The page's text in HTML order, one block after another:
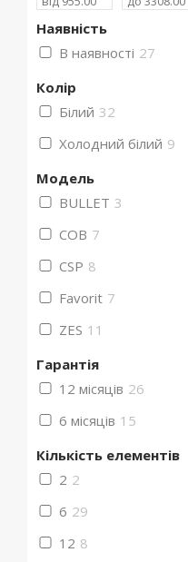
Наявність
В наявності 27
Колір
Білий 32
Холодний білий 9
Мoдель
BULLET 3
COB 7
CSP 8
Favorit 7
ZES 11
Гарантія
12 місяців 26
6 місяців 15
Кількість елементів
2 2
6 29
12 8